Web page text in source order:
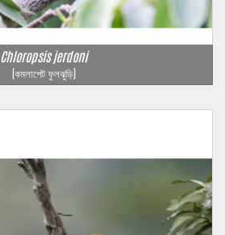
Chloropsis jerdoni
(কমলাপেট ফুলঝুড়ি)